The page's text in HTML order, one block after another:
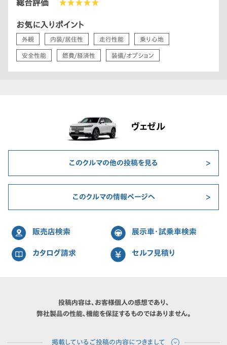
総合評価 ★★★★★
お気に入りポイント
外観 内装/居住性 走行性能 乗り心地
安全性能 燃費/経済性 装備/オプション
ヴェゼル
このクルマの他の投稿を見る
このクルマの情報ページへ
販売店検索 展示車・試乗車検索
カタログ請求 セルフ見積り
投稿内容は、お客様個人の感想であり、
弊社製品の性能、機能を保証するものではありません。